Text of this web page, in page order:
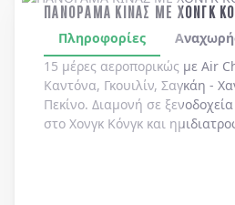
ΠΑΝΟΡΑΜΑ ΚΙΝΑΣ ΜΕ ΧΟΝΓΚ
Πληροφορίες
15 μέρες αεροπορικώς με Air
Καντόνα, Γκουιλίν, Σαγκάη -
Πεκίνο. Διαμονή σε
στο Χονγκ Κόνγκ και